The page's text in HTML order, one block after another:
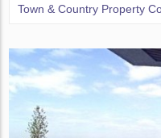
Town & Country Property